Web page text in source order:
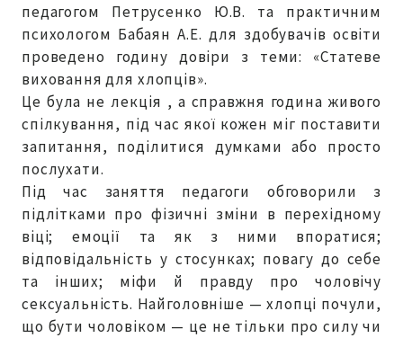
педагогом Петрусенко Ю.В. та практичним
психологом Бабаян А.Е. для здобувачів освіти
проведено годину довіри з теми: «Статеве
виховання для хлопців».
Це була не лекція , а справжня година живого
спілкування, під час якої кожен міг поставити
запитання, поділитися думками або просто
послухати.
Під час заняття педагоги обговорили з
підлітками про фізичні зміни в перехідному
віці; емоції та як з ними впоратися;
відповідальність у стосунках; повагу до себе
та інших; міфи й правду про чоловічу
сексуальність. Найголовніше — хлопці почули,
що бути чоловіком — це не тільки про силу чи